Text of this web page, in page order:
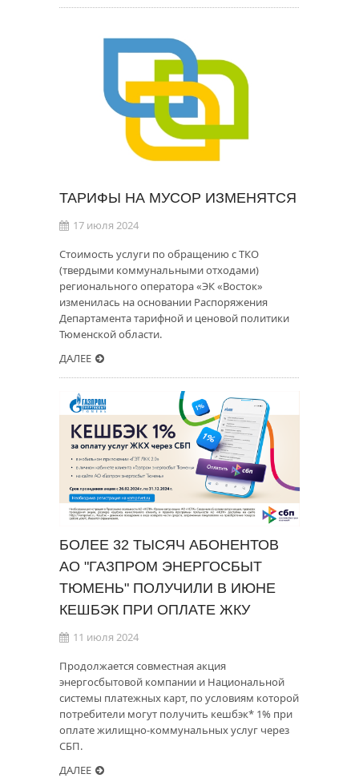
ТАРИФЫ НА МУСОР ИЗМЕНЯТСЯ
17 июля 2024
Стоимость услуги по обращению с ТКО
(твердыми коммунальными отходами)
регионального оператора «ЭК «Восток»
изменилась на основании Распоряжения
Департамента тарифной и ценовой политики
Тюменской области.
ДАЛЕЕ
БОЛЕЕ 32 ТЫСЯЧ АБОНЕНТОВ
АО "ГАЗПРОМ ЭНЕРГОСБЫТ
ТЮМЕНЬ" ПОЛУЧИЛИ В ИЮНЕ
КЕШБЭК ПРИ ОПЛАТЕ ЖКУ
11 июля 2024
Продолжается совместная акция
энергосбытовой компании и Национальной
системы платежных карт, по условиям которой
потребители могут получить кешбэк* 1% при
оплате жилищно-коммунальных услуг через
СБП.
ДАЛЕЕ